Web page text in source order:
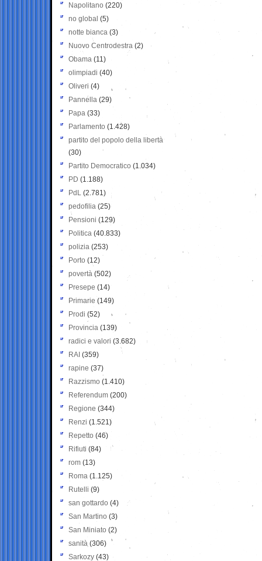
Napolitano (220)
no global (5)
notte bianca (3)
Nuovo Centrodestra (2)
Obama (11)
olimpiadi (40)
Oliveri (4)
Pannella (29)
Papa (33)
Parlamento (1.428)
partito del popolo della libertà
(30)
Partito Democratico (1.034)
PD (1.188)
PdL (2.781)
pedofilia (25)
Pensioni (129)
Politica (40.833)
polizia (253)
Porto (12)
povertà (502)
Presepe (14)
Primarie (149)
Prodi (52)
Provincia (139)
radici e valori (3.682)
RAI (359)
rapine (37)
Razzismo (1.410)
Referendum (200)
Regione (344)
Renzi (1.521)
Repetto (46)
Rifiuti (84)
rom (13)
Roma (1.125)
Rutelli (9)
san gottardo (4)
San Martino (3)
San Miniato (2)
sanità (306)
Sarkozy (43)